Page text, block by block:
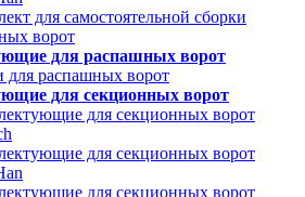
для самостоятельной сборки
ворот
для распашных ворот
для распашных ворот
для секционных ворот
для секционных ворот
для секционных ворот
для секционных ворот